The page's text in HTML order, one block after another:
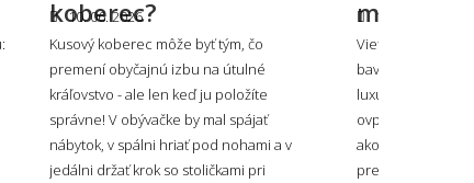
ladiť alebo kontrastovať?
koberec?
10. 06. 2026
Kusový koberec môže byť tým, čo
premení obyčajnú izbu na útulné
kráľovstvo - ale len keď ju položíte
správne! V obývačke by mal spájať
nábytok, v spálni hriať pod nohami a v
jedálni držať krok so stoličkami pri
10. 06. 2026
Viete, že
bavlna, odolný
luxusný ako
ovplyvní, ako sa
ako dlho vydrží aj
prehľad všetkých